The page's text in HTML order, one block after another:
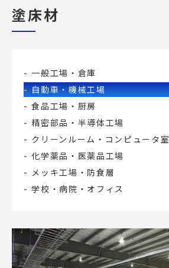
塗床材
一般工場・倉庫
自動車・機械工場
食品工場・厨房
精密部品・半導体工場
クリーンルーム・コンピュータ室
化学薬品・医薬品工場
メッキ工場・防食層
学校・病院・オフィス